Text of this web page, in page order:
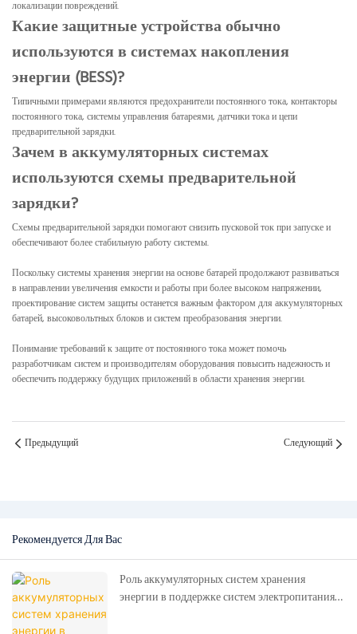
локализации повреждений.
Какие защитные устройства обычно
используются в системах накопления
энергии (BESS)?
Типичными примерами являются предохранители постоянного тока, контакторы
постоянного тока, системы управления батареями, датчики тока и цепи
предварительной зарядки.
Зачем в аккумуляторных системах
используются схемы предварительной
зарядки?
Схемы предварительной зарядки помогают снизить пусковой ток при запуске и
обеспечивают более стабильную работу системы.
Поскольку системы хранения энергии на основе батарей продолжают развиваться
в направлении увеличения емкости и работы при более высоком напряжении,
проектирование систем защиты останется важным фактором для аккумуляторных
батарей, высоковольтных блоков и систем преобразования энергии.
Понимание требований к защите от постоянного тока может помочь
разработчикам систем и производителям оборудования повысить надежность и
обеспечить поддержку будущих приложений в области хранения энергии.
Предыдущий Следующий
Рекомендуется Для Вас
Роль аккумуляторных систем хранения
энергии в поддержке систем электропитания